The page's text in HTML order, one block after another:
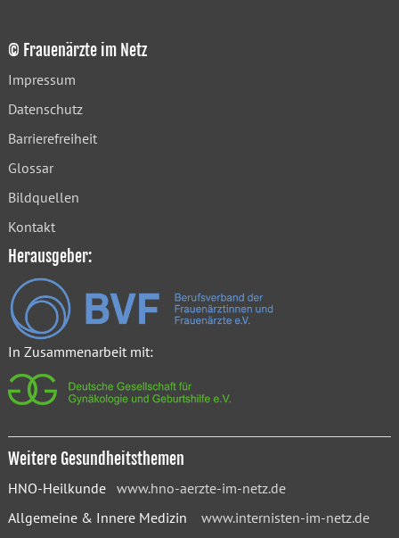
© Frauenärzte im Netz
Impressum
Datenschutz
Barrierefreiheit
Glossar
Bildquellen
Kontakt
Herausgeber:
In Zusammenarbeit mit:
Weitere Gesundheitsthemen
HNO-Heilkunde www.hno-aerzte-im-netz.de
Allgemeine & Innere Medizin www.internisten-im-netz.de